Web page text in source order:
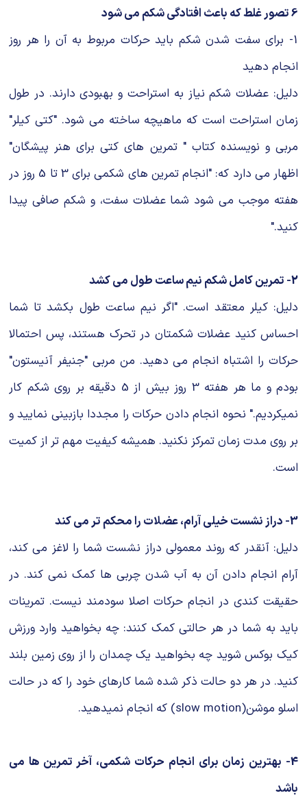
6 تصور غلط که باعث افتادگی شکم می شود
1- برای سفت شدن شکم باید حرکات مربوط به آن را هر روز
انجام دهید
دلیل: عضلات شکم نیاز به استراحت و بهبودی دارند. در طول
زمان استراحت است که ماهیچه ساخته می شود. "کتی کیلر"
مربی و نویسنده کتاب " تمرین های کتی برای هنر پیشگان"
اظهار می دارد که: "انجام تمرین های شکمی برای 3 تا 5 روز در
هفته موجب می شود شما عضلات سفت، و شکم صافی پیدا
کنید."
2- تمرین کامل شکم نیم ساعت طول می کشد
دلیل: کیلر معتقد است. "اگر نیم ساعت طول بکشد تا شما
احساس کنید عضلات شکمتان در تحرک هستند، پس احتمالا
حرکات را اشتباه انجام می دهید. من مربی "جنیفر آنیستون"
بودم و ما هر هفته 3 روز بیش از 5 دقیقه بر روی شکم کار
نمیکردیم." نحوه انجام دادن حرکات را مجددا بازبینی نمایید و
بر روی مدت زمان تمرکز نکنید. همیشه کیفیت مهم تر از کمیت
است.
3- دراز نشست خیلی آرام، عضلات را محکم تر می کند
دلیل: آنقدر که روند معمولی دراز نشست شما را لاغز می کند،
آرام انجام دادن آن به آب شدن چربی ها کمک نمی کند. در
حقیقت کندی در انجام حرکات اصلا سودمند نیست. تمرینات
باید به شما در هر حالتی کمک کنند: چه بخواهید وارد ورزش
کیک بوکس شوید چه بخواهید یک چمدان را از روی زمین بلند
کنید. در هر دو حالت ذکر شده شما کارهای خود را که در حالت
اسلو موشن(slow motion) که انجام نمیدهید.
4- بهترین زمان برای انجام حرکات شکمی، آخر تمرین ها می
باشد